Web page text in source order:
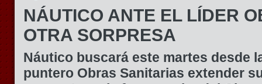
NÁUTICO ANTE EL LÍDER
OTRA SORPRESA
Náutico buscará este martes desde
puntero Obras Sanitarias extender